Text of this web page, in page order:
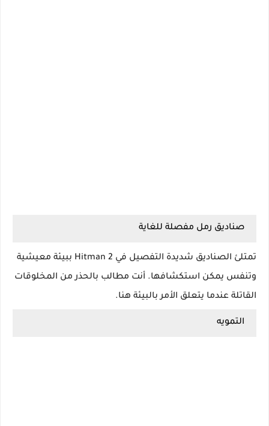
صناديق رمل مفصلة للغاية
تمتلئ الصناديق شديدة التفصيل في Hitman 2 ببيئة معيشية
وتنفس يمكن استكشافها. أنت مطالب بالحذر من المخلوقات
القاتلة عندما يتعلق الأمر بالبيئة هنا.
التمويه